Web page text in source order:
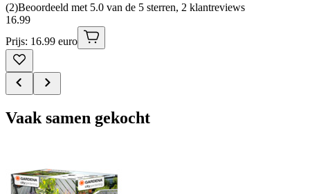
(2)Beoordeeld met 5.0 van de 5 sterren, 2 klantreviews
16.99
Prijs: 16.99 euro
Vaak samen gekocht